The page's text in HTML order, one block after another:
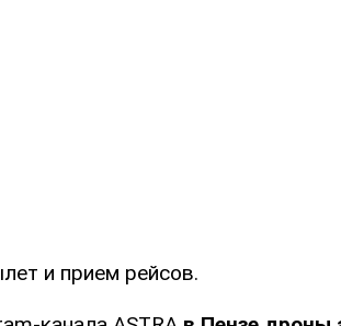
и прием рейсов.